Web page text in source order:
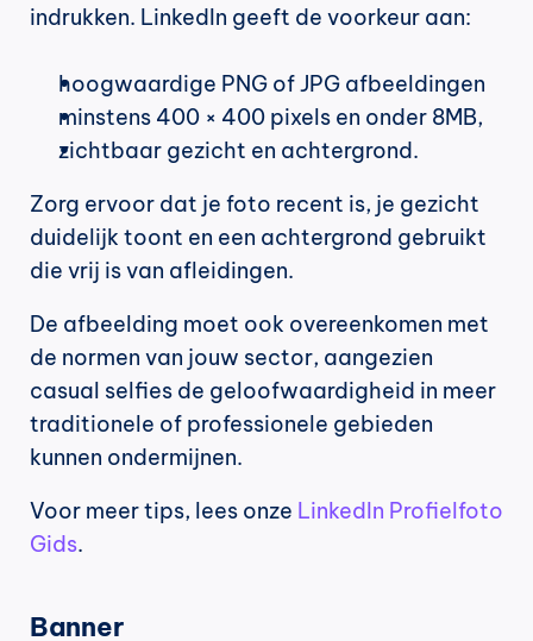
indrukken. LinkedIn geeft de voorkeur aan:
hoogwaardige PNG of JPG afbeeldingen
minstens 400 × 400 pixels en onder 8MB,
zichtbaar gezicht en achtergrond.
Zorg ervoor dat je foto recent is, je gezicht
duidelijk toont en een achtergrond gebruikt
die vrij is van afleidingen.
De afbeelding moet ook overeenkomen met
de normen van jouw sector, aangezien
casual selfies de geloofwaardigheid in meer
traditionele of professionele gebieden
kunnen ondermijnen.
Voor meer tips, lees onze LinkedIn Profielfoto
Gids.
Banner